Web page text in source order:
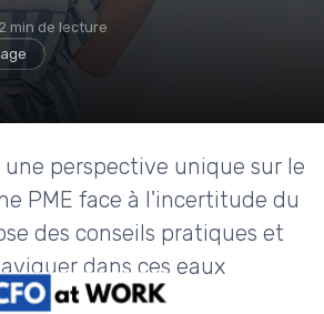
2 min de lecture
perspective unique sur le
PME face à l'incertitude du
des conseils pratiques et
dans ces eaux